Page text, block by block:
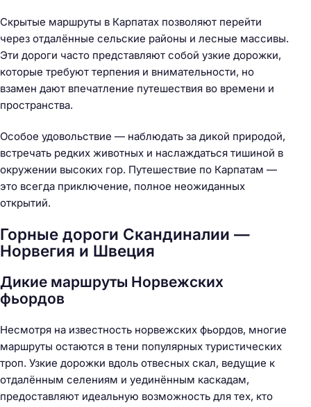
Скрытые маршруты в Карпатах позволяют перейти
через отдалённые сельские районы и лесные массивы.
Эти дороги часто представляют собой узкие дорожки,
которые требуют терпения и внимательности, но
взамен дают впечатление путешествия во времени и
пространства.
Особое удовольствие — наблюдать за дикой природой,
встречать редких животных и наслаждаться тишиной в
окружении высоких гор. Путешествие по Карпатам —
это всегда приключение, полное неожиданных
открытий.
Горные дороги Скандиналии —
Норвегия и Швеция
Дикие маршруты Норвежских
фьордов
Несмотря на известность норвежских фьордов, многие
маршруты остаются в тени популярных туристических
троп. Узкие дорожки вдоль отвесных скал, ведущие к
отдалённым селениям и уединённым каскадам,
предоставляют идеальную возможность для тех, кто